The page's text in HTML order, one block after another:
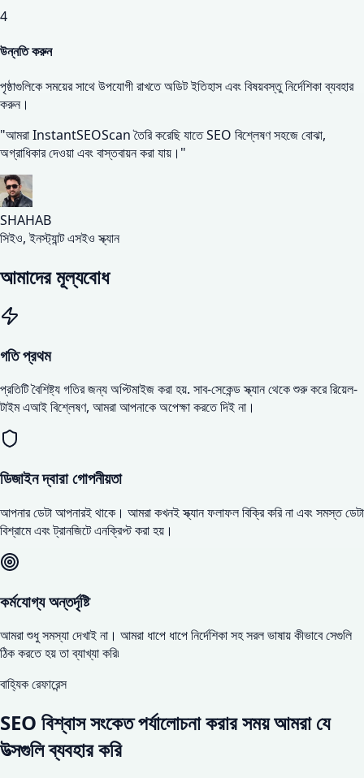
4
উন্নতি করুন
পৃষ্ঠাগুলিকে সময়ের সাথে উপযোগী রাখতে অডিট ইতিহাস এবং বিষয়বস্তু নির্দেশিকা ব্যবহার
করুন।
"আমরা InstantSEOScan তৈরি করেছি যাতে SEO বিশ্লেষণ সহজে বোঝা,
অগ্রাধিকার দেওয়া এবং বাস্তবায়ন করা যায়।"
SHAHAB
সিইও, ইনস্ট্যান্ট এসইও স্ক্যান
আমাদেরমূল্যবোধ
গতি প্রথম
প্রতিটি বৈশিষ্ট্য গতির জন্য অপ্টিমাইজ করা হয়. সাব-সেকেন্ড স্ক্যান থেকে শুরু করে রিয়েল-
টাইম এআই বিশ্লেষণ, আমরা আপনাকে অপেক্ষা করতে দিই না।
ডিজাইন দ্বারা গোপনীয়তা
আপনার ডেটা আপনারই থাকে। আমরা কখনই স্ক্যান ফলাফল বিক্রি করি না এবং সমস্ত ডেটা
বিশ্রামে এবং ট্রানজিটে এনক্রিপ্ট করা হয়।
কর্মযোগ্য অন্তর্দৃষ্টি
আমরা শুধু সমস্যা দেখাই না। আমরা ধাপে ধাপে নির্দেশিকা সহ সরল ভাষায় কীভাবে সেগুলি
ঠিক করতে হয় তা ব্যাখ্যা করি৷
বাহ্যিক রেফারেন্স
SEO বিশ্বাস সংকেত পর্যালোচনা করার সময় আমরা যে
উত্সগুলি ব্যবহার করি